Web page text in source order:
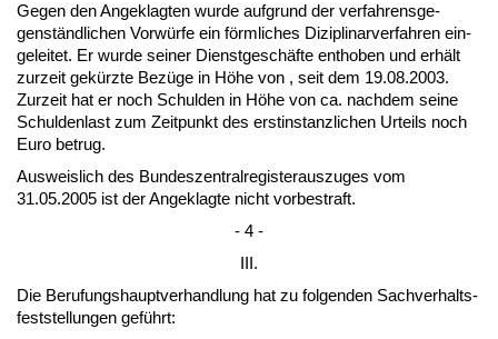
Ge­gen den An­ge­klag­ten wur­de auf­grund der ver­fah­rens­ge­
genständ­li­chen Vorwürfe ein förm­li­ches Di­zi­pli­nar­ver­fah­ren ein­
ge­lei­tet. Er wur­de sei­ner Dienst­geschäfte ent­ho­ben und erhält
zur­zeit gekürz­te Bezüge in Höhe von , seit dem 19.08.2003.
Zur­zeit hat er noch Schul­den in Höhe von ca. nach­dem sei­ne
Schul­den­last zum Zeit­punkt des erst­in­stanz­li­chen Ur­teils noch
Eu­ro be­trug.
Aus­weis­lich des Bun­des­zen­tral­re­gis­ter­aus­zu­ges vom
31.05.2005 ist der An­ge­klag­te nicht vor­be­straft.
- 4 -
III.
Die Be­ru­fungs­haupt­ver­hand­lung hat zu fol­gen­den Sach­ver­halts­
fest­stel­lun­gen geführt: